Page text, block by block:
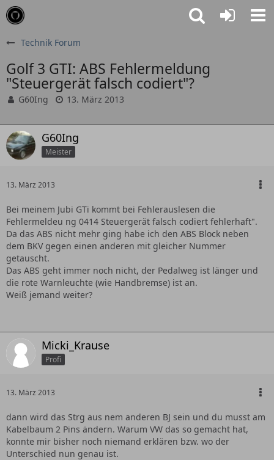
Technik Forum
Golf 3 GTI: ABS Fehlermeldung
"Steuergerät falsch codiert"?
G60Ing 13. März 2013
G60Ing
Meister
13. März 2013
Bei meinem Jubi GTi kommt bei Fehlerauslesen die
Fehlermeldeu ng 0414 Steuergerät falsch codiert fehlerhaft".
Da das ABS nicht mehr ging habe ich den ABS Block neben
dem BKV gegen einen anderen mit gleicher Nummer
getauscht.
Das ABS geht immer noch nicht, der Pedalweg ist länger und
die rote Warnleuchte (wie Handbremse) ist an.
Weiß jemand weiter?
Micki_Krause
Profi
13. März 2013
dann wird das Strg aus nem anderen BJ sein und du musst am
Kabelbaum 2 Pins ändern. Warum VW das so gemacht hat,
konnte mir bisher noch niemand erklären bzw. wo der
Unterschied nun genau ist.